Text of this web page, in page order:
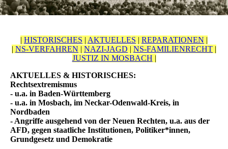
| HISTORISCHES | AKTUELLES | REPARATIONEN |
| NS-VERFAHREN | NAZI-JAGD | NS-FAMILIENRECHT |
JUSTIZ IN MOSBACH |
AKTUELLES & HISTORISCHES:
Rechtsextremismus
- u.a. in Baden-Württemberg
- u.a. in Mosbach, im Neckar-Odenwald-Kreis, in
Nordbaden
- Angriffe ausgehend von der Neuen Rechten, u.a. aus der
AFD, gegen staatliche Institutionen, Politiker*innen,
Grundgesetz und Demokratie